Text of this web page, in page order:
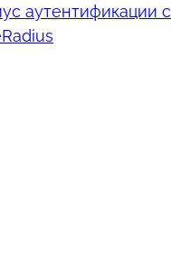
аутентификации с